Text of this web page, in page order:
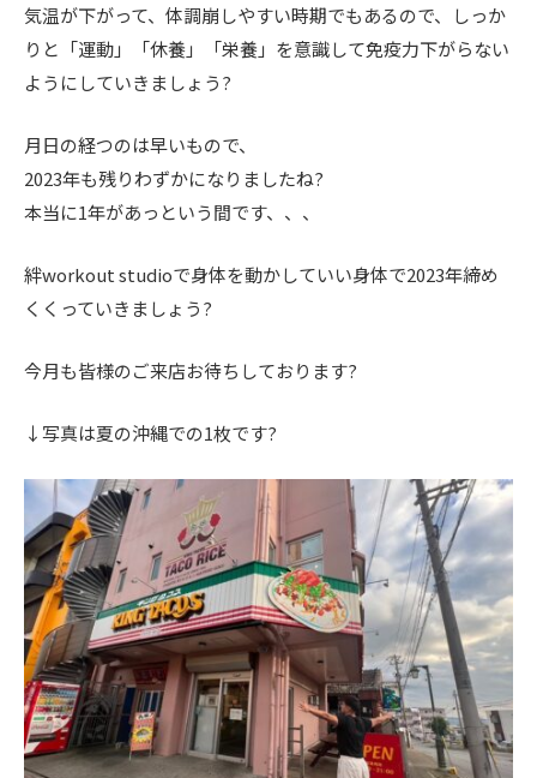
気温が下がって、体調崩しやすい時期でもあるので、しっか
りと「運動」「休養」「栄養」を意識して免疫力下がらない
ようにしていきましょう?
月日の経つのは早いもので、
2023年も残りわずかになりましたね?
本当に1年があっという間です、、、
絆workout studioで身体を動かしていい身体で2023年締め
くくっていきましょう?
今月も皆様のご来店お待ちしております?
↓写真は夏の沖縄での1枚です?